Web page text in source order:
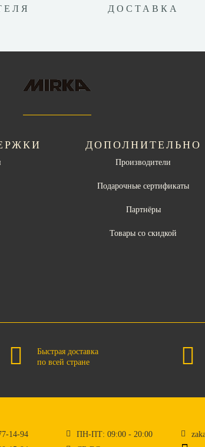
ДОСТАВКА
ДОПОЛНИТЕЛЬНО
Производители
Подарочные сертификаты
Партнёры
Товары со скидкой
Быстрая доставка
по всей стране
14-94
ПН-ПТ: 09:00 - 20:00